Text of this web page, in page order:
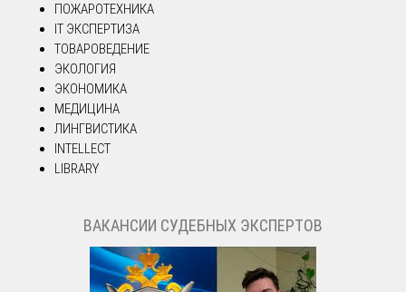
ПОЖАРОТЕХНИКА
IT ЭКСПЕРТИЗА
ТОВАРОВЕДЕНИЕ
ЭКОЛОГИЯ
ЭКОНОМИКА
МЕДИЦИНА
ЛИНГВИСТИКА
INTELLECT
LIBRARY
ВАКАНСИИ СУДЕБНЫХ ЭКСПЕРТОВ